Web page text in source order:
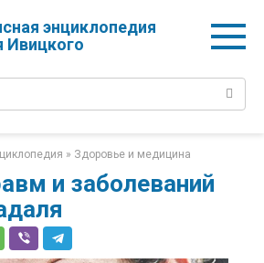
энциклопедия
Ивицкого
» Здоровье и медицина
и заболеваний